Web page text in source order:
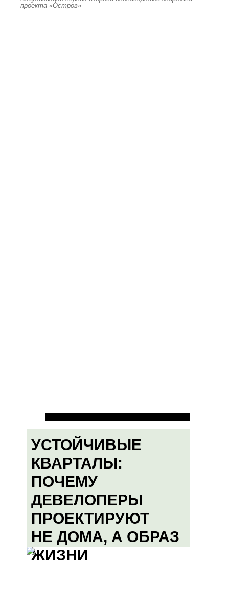
проекта «Остров»
УСТОЙЧИВЫЕ
КВАРТАЛЫ:
ПОЧЕМУ
ДЕВЕЛОПЕРЫ
ПРОЕКТИРУЮТ
НЕ ДОМА, А ОБРАЗ
ЖИЗНИ